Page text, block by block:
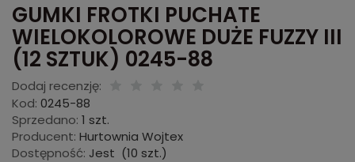
GUMKI FROTKI PUCHATE
WIELOKOLOROWE DUŻE FUZZY III
(12 SZTUK) 0245-88
Dodaj recenzję:
Kod: 0245-88
Sprzedano: 1 szt.
Producent: Hurtownia Wojtex
Dostępność: Jest (10 szt.)